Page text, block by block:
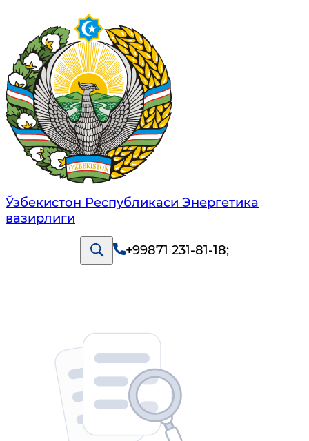
Ўзбекистон Республикаси Энергетика
вазирлиги
+99871 231-81-18;